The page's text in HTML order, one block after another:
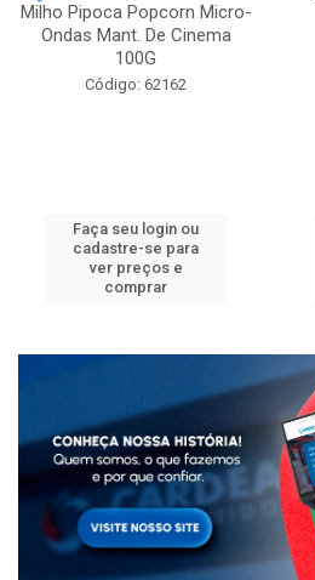
Milho Pipoca Popcorn Micro-
Ondas Mant. De Cinema
100G
Código: 62162
Faça seu login ou
cadastre-se para
ver preços e
comprar